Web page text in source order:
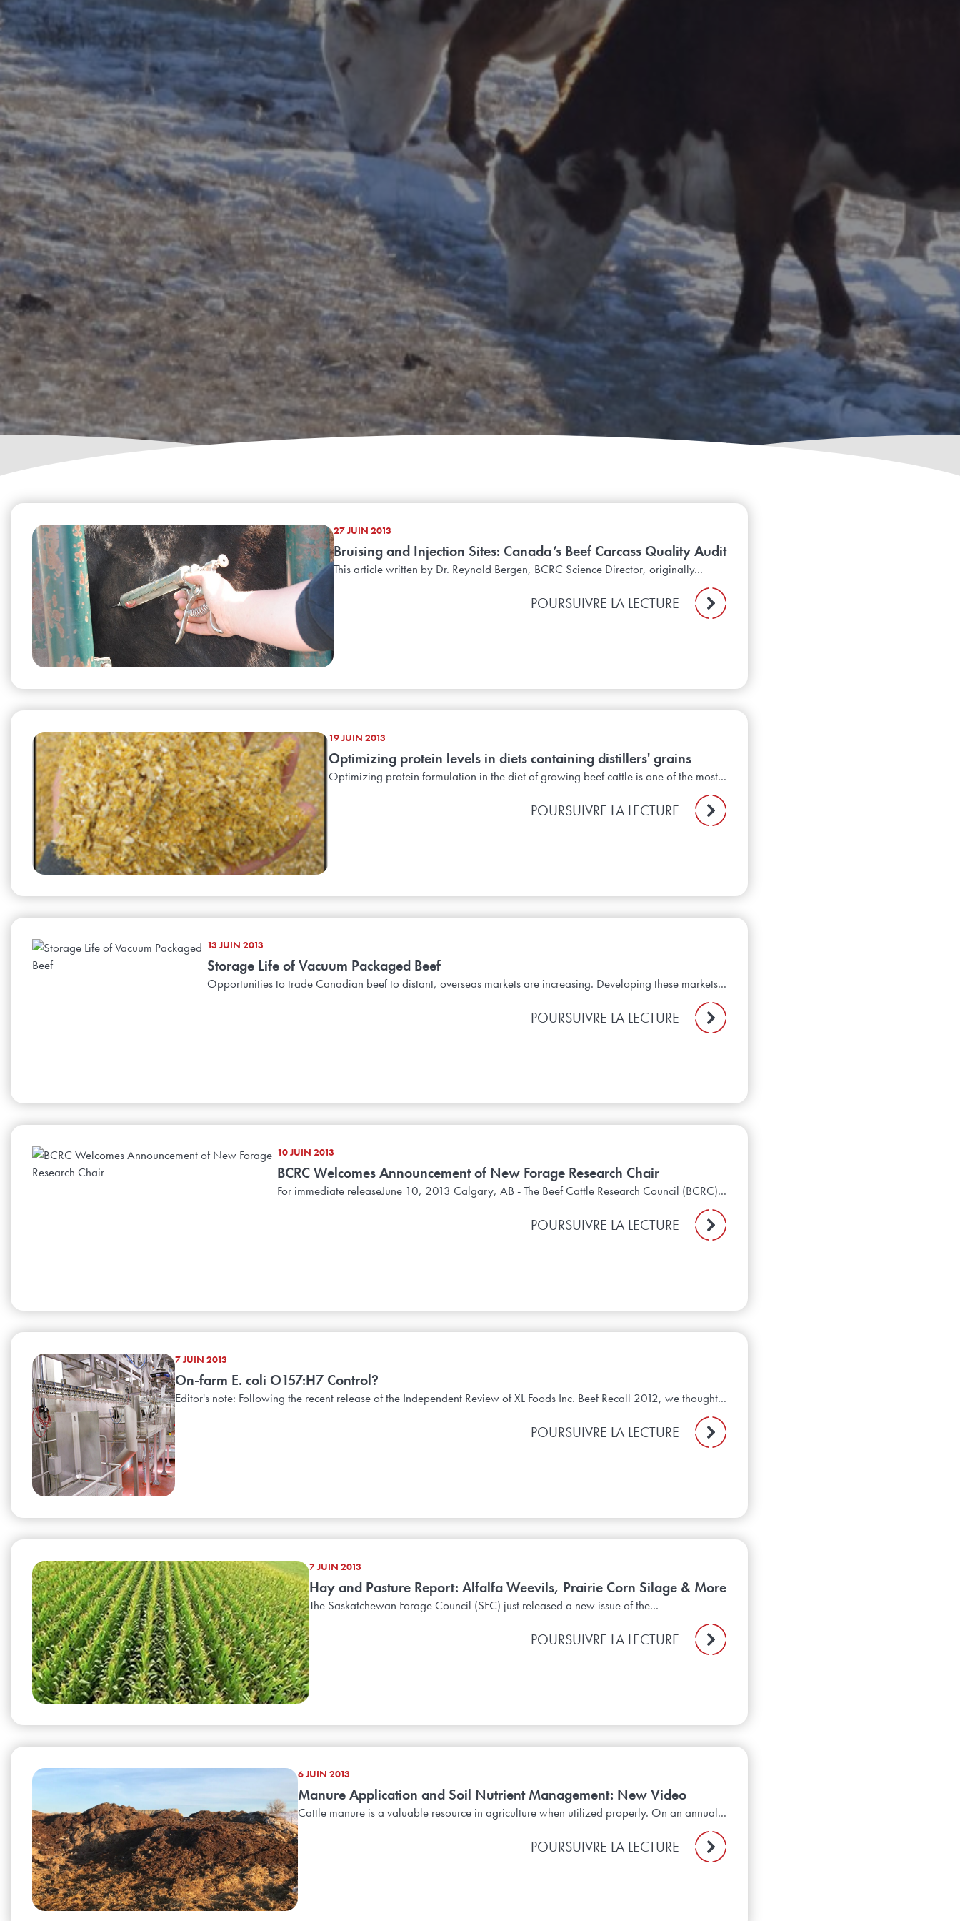
27 JUIN 2013
Bruising and Injection Sites: Canada’s Beef Carcass Quality Audit
This article written by Dr. Reynold Bergen, BCRC Science Director, originally...
POURSUIVRE LA LECTURE
19 JUIN 2013
Optimizing protein levels in diets containing distillers' grains
Optimizing protein formulation in the diet of growing beef cattle is one of the most...
POURSUIVRE LA LECTURE
13 JUIN 2013
Storage Life of Vacuum Packaged Beef
Opportunities to trade Canadian beef to distant, overseas markets are increasing. Developing these markets...
POURSUIVRE LA LECTURE
10 JUIN 2013
BCRC Welcomes Announcement of New Forage Research Chair
For immediate releaseJune 10, 2013 Calgary, AB - The Beef Cattle Research Council (BCRC)...
POURSUIVRE LA LECTURE
7 JUIN 2013
On-farm E. coli O157:H7 Control?
Editor's note: Following the recent release of the Independent Review of XL Foods Inc. Beef Recall 2012, we thought...
POURSUIVRE LA LECTURE
7 JUIN 2013
Hay and Pasture Report: Alfalfa Weevils, Prairie Corn Silage & More
The Saskatchewan Forage Council (SFC) just released a new issue of the...
POURSUIVRE LA LECTURE
6 JUIN 2013
Manure Application and Soil Nutrient Management: New Video
Cattle manure is a valuable resource in agriculture when utilized properly. On an annual...
POURSUIVRE LA LECTURE